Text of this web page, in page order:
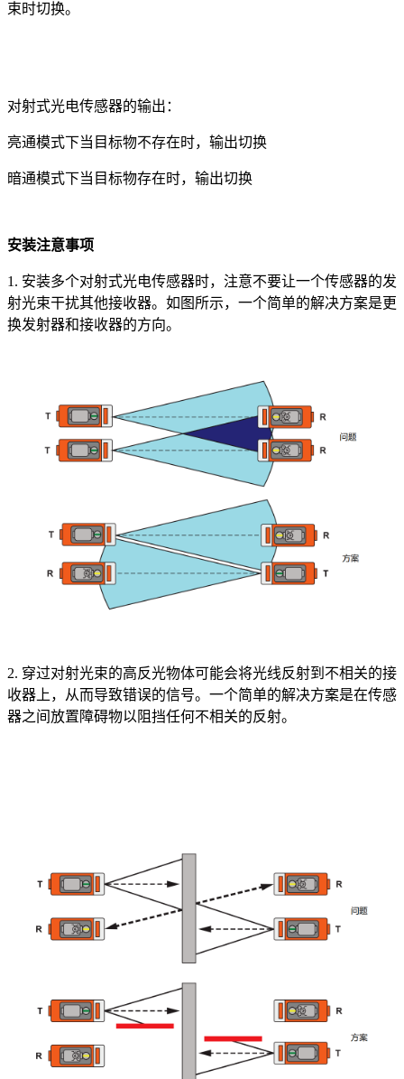
束时切换。
对射式光电传感器的输出：
亮通模式下当目标物不存在时，输出切换
暗通模式下当目标物存在时，输出切换
安装注意事项
1. 安装多个对射式光电传感器时，注意不要让一个传感器的发
射光束干扰其他接收器。如图所示，一个简单的解决方案是更
换发射器和接收器的方向。
2. 穿过对射光束的高反光物体可能会将光线反射到不相关的接
收器上，从而导致错误的信号。一个简单的解决方案是在传感
器之间放置障碍物以阻挡任何不相关的反射。